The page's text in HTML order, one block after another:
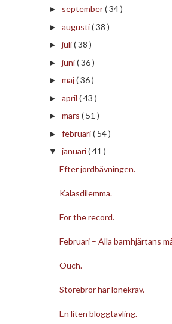
► september( 34 )
► augusti( 38 )
► juli( 38 )
► juni( 36 )
► maj( 36 )
► april ( 43 )
► mars ( 51 )
► februari( 54 )
▼ januari( 41 )
Efter jordbävningen.
Kalasdilemma.
For the record.
Februari – Alla barnhjärtans
Ouch.
Storebror har lönekrav.
En liten bloggtävling.